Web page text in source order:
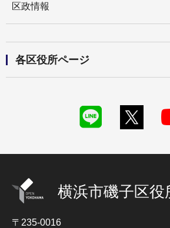
区政情報
各区役所ページ
横浜市磯子区役
〒235-0016